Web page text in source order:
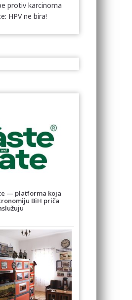
protiv karcinoma
HPV ne bira!
— platforma koja
BiH priča